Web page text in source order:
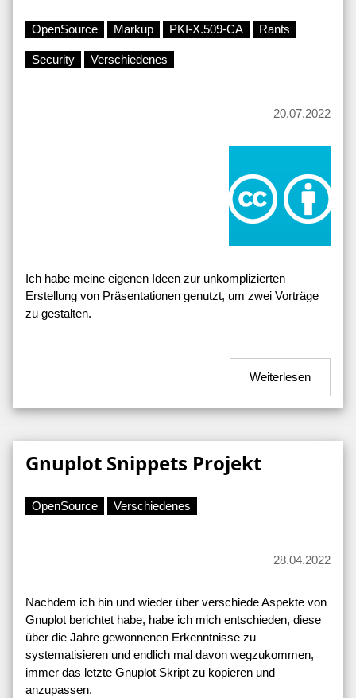
OpenSource Markup PKI-X.509-CA Rants
Security Verschiedenes
20.07.2022
Ich habe meine eigenen Ideen zur unkomplizierten
Erstellung von Präsentationen genutzt, um zwei Vorträge
zu gestalten.
Weiterlesen
Gnuplot Snippets Projekt
OpenSource Verschiedenes
28.04.2022
Nachdem ich hin und wieder über verschiede Aspekte von
Gnuplot berichtet habe, habe ich mich entschieden, diese
über die Jahre gewonnenen Erkenntnisse zu
systematisieren und endlich mal davon wegzukommen,
immer das letzte Gnuplot Skript zu kopieren und
anzupassen.